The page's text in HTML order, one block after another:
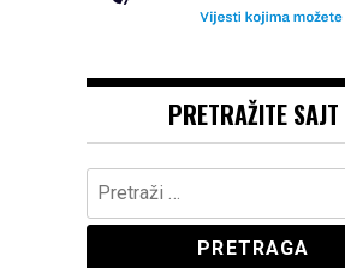
IBALKAN
PRETRAŽITE SAJT
Pretraga: